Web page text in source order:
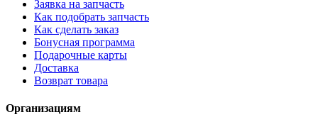
Заявка на запчасть
Как подобрать запчасть
Как сделать заказ
Бонусная программа
Подарочные карты
Доставка
Возврат товара
Организациям